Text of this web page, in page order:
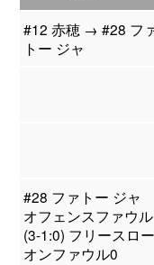
#12 赤穂 → #28 フ
トー ジャ
#28 ファトー ジャ
オフェンスファウル
(3-1:0) フリースロー
オンファウル0